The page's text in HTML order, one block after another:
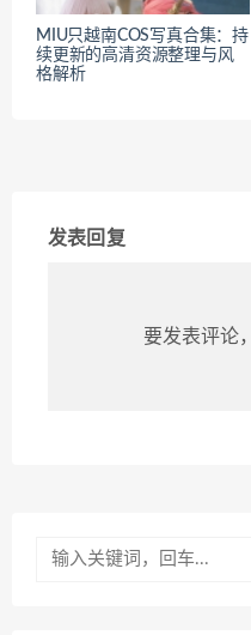
MIU只越南COS写真合集：持
续更新的高清资源整理与风
格解析
发表回复
要发表评论